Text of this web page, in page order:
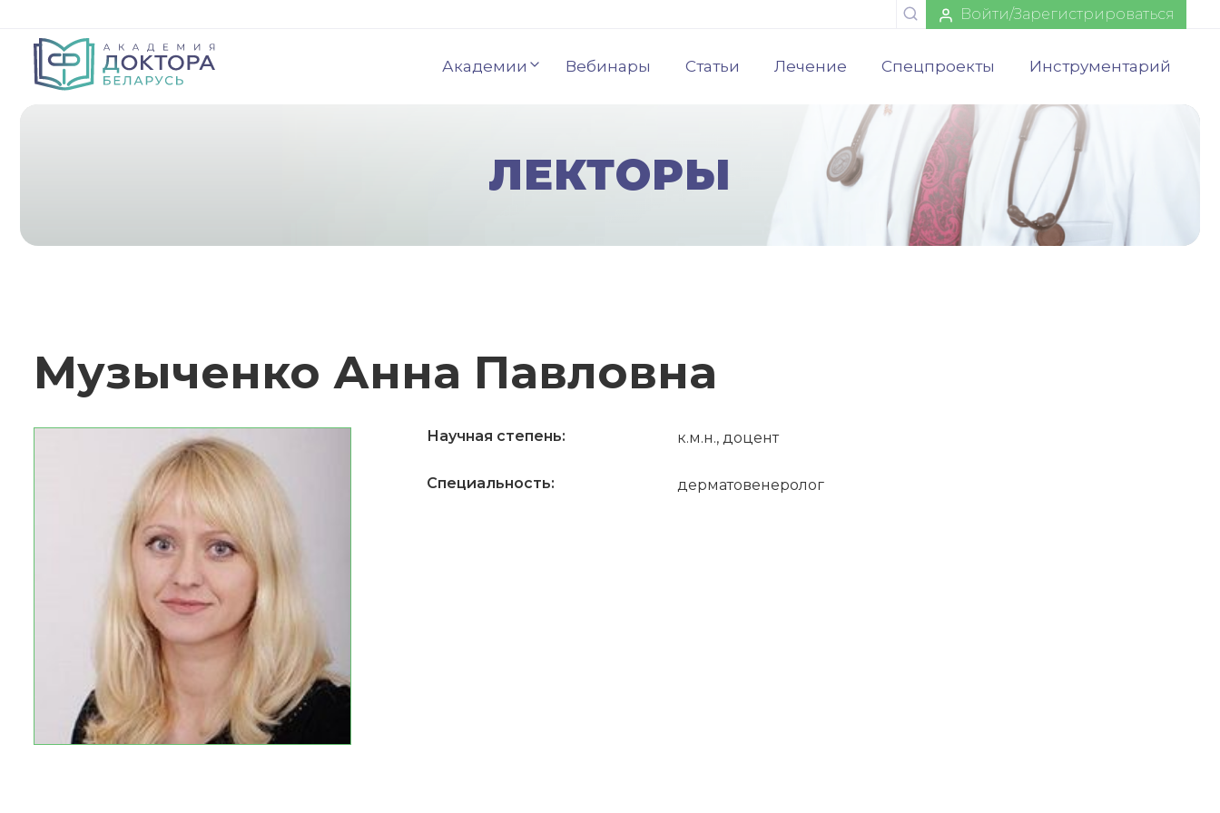
Войти/Зарегистрироваться
Академии Вебинары Статьи Лечение Спецпроекты Инструментарий
ЛЕКТОРЫ
Музыченко Анна Павловна
Научная степень: к.м.н., доцент
Специальность: дерматовенеролог